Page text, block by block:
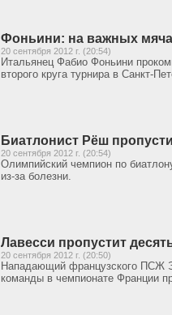
Фоньини: на важных
20 сентября 2012 г. (20:54)
Итальянец Фабио Фоньини
второго круга турнира в Санкт-
Биатлонист Рёш
20 сентября 2012 г. (20:54)
Олимпийский чемпион по
из-за болезни.
Лавесси пропустит
20 сентября 2012 г. (20:50)
Нападающий французского ПСЖ
команды в чемпионате Франции